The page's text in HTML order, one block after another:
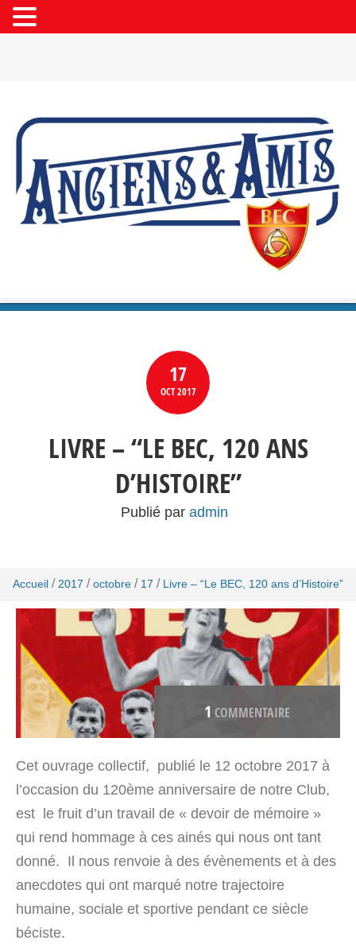
17
OCT2017
LIVRE – “LE BEC, 120 ANS
D’HISTOIRE”
Publié par admin
Accueil / 2017 / octobre / 17 / Livre – “Le BEC, 120 ans d’Histoire”
1 COMMENTAIRE
Cet ouvrage collectif, publié le 12 octobre 2017 à
l’occasion du 120ème anniversaire de notre Club,
est le fruit d’un travail de « devoir de mémoire »
qui rend hommage à ces ainés qui nous ont tant
donné. Il nous renvoie à des évènements et à des
anecdotes qui ont marqué notre trajectoire
humaine, sociale et sportive pendant ce siècle
béciste.